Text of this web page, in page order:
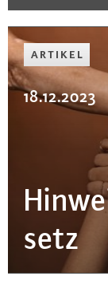
ARTIKEL
18.12.2023
setz